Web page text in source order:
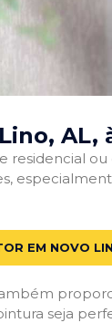
AL,
residencial
EM NOVO
seja